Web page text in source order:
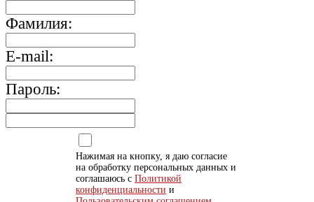
Фамилия:
E-mail:
Пароль:
Нажимая на кнопку, я даю согласие
на обработку персональных данных и
соглашаюсь с Политикой
конфиденциальности и